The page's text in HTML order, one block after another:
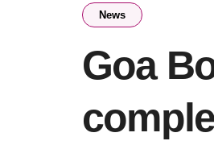
News
Goa